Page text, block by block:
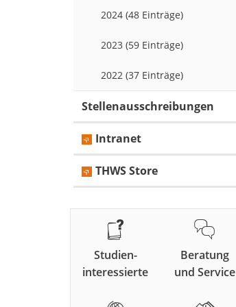
2024 (48 Einträge)
2023 (59 Einträge)
2022 (37 Einträge)
Stellenausschreibungen
Intranet
THWS Store
Studien-
interessierte
Beratung
und Service